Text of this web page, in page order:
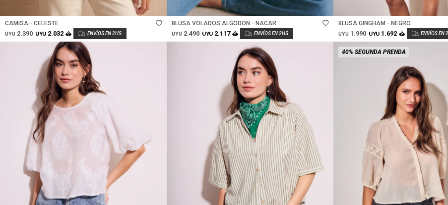
CAMISA - CELESTE
UYU 2.390 UYU 2.032
Talle
BLUSA VOLADOS ALGODÓN - NACAR
UYU 2.490 UYU 2.117
BLUSA GINGHAM - NEGRO
UYU 1.990 UYU 1.692
40% SEGUNDA PRENDA